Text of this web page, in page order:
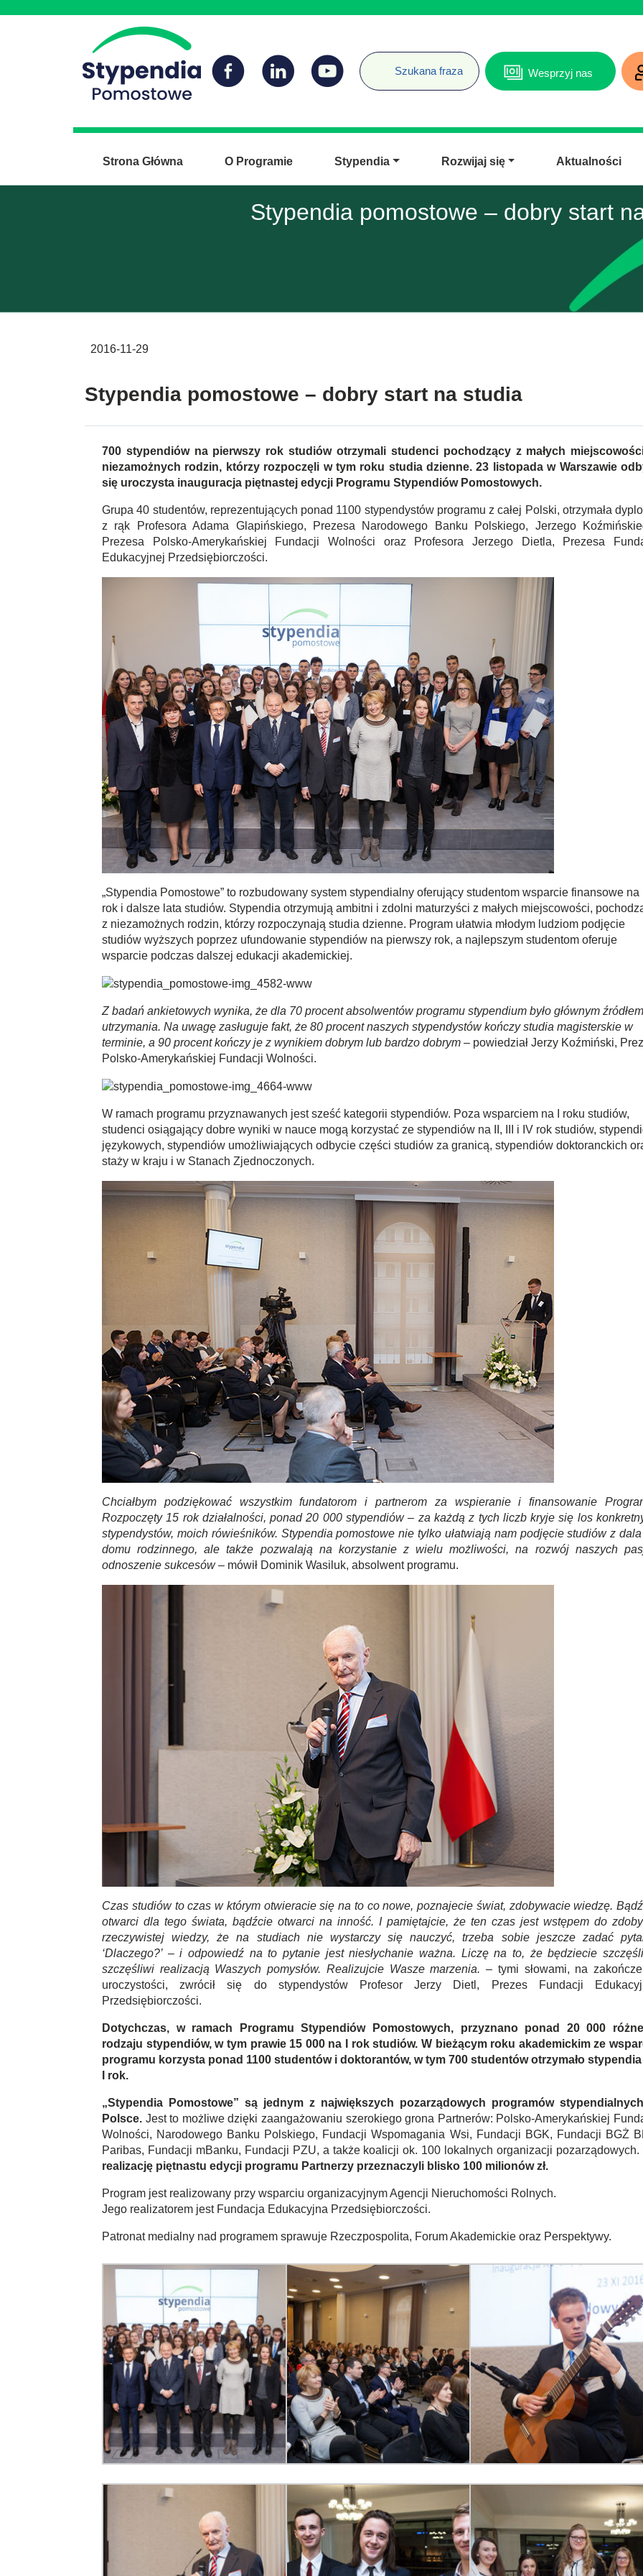
Wesprzyj nas
Strona Główna O Programie Stypendia Rozwijaj się Aktualności
Stypendia pomostowe – dobry start
2016-11-29
Stypendia pomostowe – dobry start na studia
700 stypendiów na pierwszy rok studiów otrzymali studenci pochodzący z małych
niezamożnych rodzin, którzy rozpoczęli w tym roku studia dzienne. 23 listopada w Warszawie
się uroczysta inauguracja piętnastej edycji Programu Stypendiów Pomostowych.
Grupa 40 studentów, reprezentujących ponad 1100 stypendystów programu z całej Polski, otrzymała
z rąk Profesora Adama Glapińskiego, Prezesa Narodowego Banku Polskiego, Jerzego
Prezesa Polsko-Amerykańskiej Fundacji Wolności oraz Profesora Jerzego Dietla, Prezesa
Edukacyjnej Przedsiębiorczości.
„Stypendia Pomostowe” to rozbudowany system stypendialny oferujący studentom wsparcie finansowe na I
rok i dalsze lata studiów. Stypendia otrzymują ambitni i zdolni maturzyści z małych miejscowości,
z niezamożnych rodzin, którzy rozpoczynają studia dzienne. Program ułatwia młodym ludziom podjęcie
studiów wyższych poprzez ufundowanie stypendiów na pierwszy rok, a najlepszym studentom oferuje
wsparcie podczas dalszej edukacji akademickiej.
Z badań ankietowych wynika, że dla 70 procent absolwentów programu stypendium było głównym źródłem
utrzymania. Na uwagę zasługuje fakt, że 80 procent naszych stypendystów kończy studia magisterskie w
terminie, a 90 procent kończy je z wynikiem dobrym lub bardzo dobrym – powiedział Jerzy Koźmiński,
Polsko-Amerykańskiej Fundacji Wolności.
W ramach programu przyznawanych jest sześć kategorii stypendiów. Poza wsparciem na I roku studiów,
studenci osiągający dobre wyniki w nauce mogą korzystać ze stypendiów na II, III i IV rok studiów,
językowych, stypendiów umożliwiających odbycie części studiów za granicą, stypendiów doktoranckich
staży w kraju i w Stanach Zjednoczonych.
Chciałbym podziękować wszystkim fundatorom i partnerom za wspieranie i finansowanie
Rozpoczęty 15 rok działalności, ponad 20 000 stypendiów – za każdą z tych liczb kryje się los
stypendystów, moich rówieśników. Stypendia pomostowe nie tylko ułatwiają nam podjęcie studiów z
domu rodzinnego, ale także pozwalają na korzystanie z wielu możliwości, na rozwój naszych
odnoszenie sukcesów– mówił Dominik Wasiluk, absolwent programu.
Czas studiów to czas w którym otwieracie się na to co nowe, poznajecie świat, zdobywacie wiedzę.
otwarci dla tego świata, bądźcie otwarci na inność. I pamiętajcie, że ten czas jest wstępem do
rzeczywistej wiedzy, że na studiach nie wystarczy się nauczyć, trzeba sobie jeszcze zadać
‘Dlaczego?’ – i odpowiedź na to pytanie jest niesłychanie ważna. Liczę na to, że będziecie
szczęśliwi realizacją Waszych pomysłów. Realizujcie Wasze marzenia. – tymi słowami, na
uroczystości, zwrócił się do stypendystów Profesor Jerzy Dietl, Prezes Fundacji
Przedsiębiorczości.
Dotychczas, w ramach Programu Stypendiów Pomostowych, przyznano ponad 20 000
rodzaju stypendiów, w tym prawie 15 000 na I rok studiów. W bieżącym roku akademickim ze
programu korzysta ponad 1100 studentów i doktorantów, w tym 700 studentów otrzymało
I rok.
„Stypendia Pomostowe” są jednym z największych pozarządowych programów
Polsce. Jest to możliwe dzięki zaangażowaniu szerokiego grona Partnerów: Polsko-Amerykańskiej
Wolności, Narodowego Banku Polskiego, Fundacji Wspomagania Wsi, Fundacji BGK, Fundacji BGŻ
Paribas, Fundacji mBanku, Fundacji PZU, a także koalicji ok. 100 lokalnych organizacji pozarządowych.
realizację piętnastu edycji programu Partnerzy przeznaczyli blisko 100 milionów zł.
Program jest realizowany przy wsparciu organizacyjnym Agencji Nieruchomości Rolnych.
Jego realizatorem jest Fundacja Edukacyjna Przedsiębiorczości.
Patronat medialny nad programem sprawuje Rzeczpospolita, Forum Akademickie oraz Perspektywy.